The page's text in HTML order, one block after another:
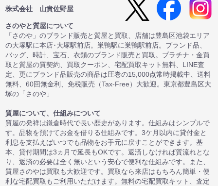
株式会社 山貴佐野屋
さのやと質屋について
「さのや」のブランド販売と質屋と買取、店舗は豊島区池袋エリア
の大塚駅に本店･大塚駅前店。巣鴨駅に巣鴨駅前店。ブランド品、
バッグ、時計、宝石、衣類のブランド販売と買取。プラチナ・金買
取と質屋の質契約、買取クーポン、宅配買取キット無料、LINE査
定、更にブランド品販売の商品は圧巻の15,000点常時掲載中、送料
無料、60回無金利、免税販売（Tax-Free）大歓迎。東京都豊島区大
塚の「さのや」
質屋について、仕組みについて
質屋の発祥は鎌倉時代で長い歴史があります。仕組みはシンプルで
す。品物を預けてお金を借りる仕組みです。3ケ月以内に貸付金と
利息を支払えばいつでも品物をお手元に戻すことができます。基
本、貸付期間は3ヵ月で延長もOKです。返済しなければ質流れとな
り、返済の必要は全く無いという安心で便利な仕組みです。また、
質屋さのやは買取も大歓迎です。買取なら来店はもちろん簡単・便
利な宅配買取もご利用いただけます。無料の宅配買取キット、査定